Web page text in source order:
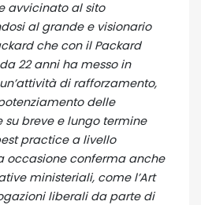
avvicinato al sito
al grande e visionario
che con il Packard
22 anni ha messo in
di rafforzamento,
delle
breve e lungo termine
practice a livello
occasione conferma anche
ministeriali, come l’Art
liberali da parte di